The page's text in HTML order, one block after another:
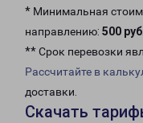
* Минимальная
направлению: 500 руб
** Срок перевозки
Рассчитайте в
доставки.
Скачать